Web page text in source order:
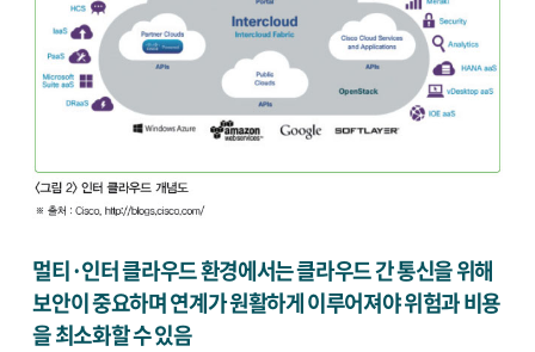
멀티·인터 클라우드 환경에서는 클라우드 간 통신을 위해
보안이 중요하며 연계가 원활하게 이루어져야 위험과 비용
을 최소화할 수 있음